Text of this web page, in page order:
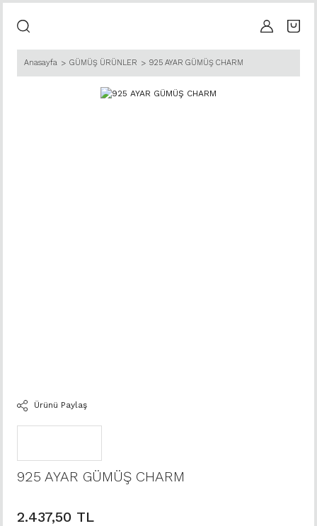
Anasayfa GÜMÜŞ ÜRÜNLER 925 AYAR GÜMÜŞ CHARM
Ürünü Paylaş
925 AYAR GÜMÜŞ CHARM
2.437,50 TL